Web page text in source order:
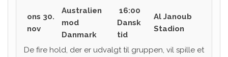
ons 30.
nov
Australien
mod
Danmark
16:00
Dansk
tid
Al Janoub
Stadion
De fire hold, der er udvalgt til gruppen, vil spille et